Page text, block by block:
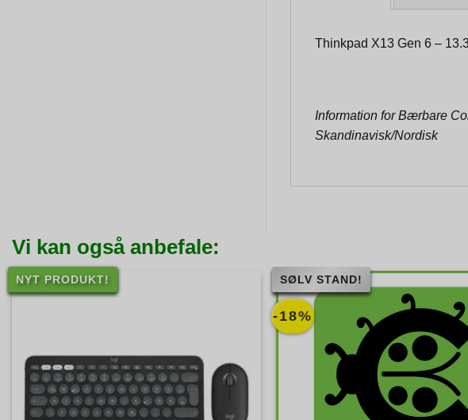
Thinkpad X13 Gen 6 –
Information for Bærbare
Skandinavisk/Nordisk
Vi kan også anbefale:
NYT PRODUKT!
-18%
SØLV STAND!